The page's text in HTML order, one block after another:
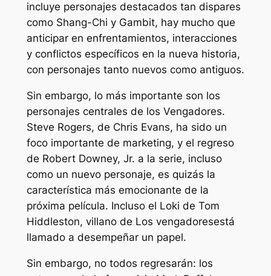
incluye personajes destacados tan dispares
como Shang-Chi y Gambit, hay mucho que
anticipar en enfrentamientos, interacciones
y conflictos específicos en la nueva historia,
con personajes tanto nuevos como antiguos.
Sin embargo, lo más importante son los
personajes centrales de los Vengadores.
Steve Rogers, de Chris Evans, ha sido un
foco importante de marketing, y el regreso
de Robert Downey, Jr. a la serie, incluso
como un nuevo personaje, es quizás la
característica más emocionante de la
próxima película. Incluso el Loki de Tom
Hiddleston, villano de Los vengadoresestá
llamado a desempeñar un papel.
Sin embargo, no todos regresarán: los